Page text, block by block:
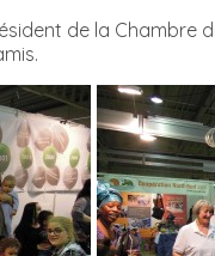
de la Chambre